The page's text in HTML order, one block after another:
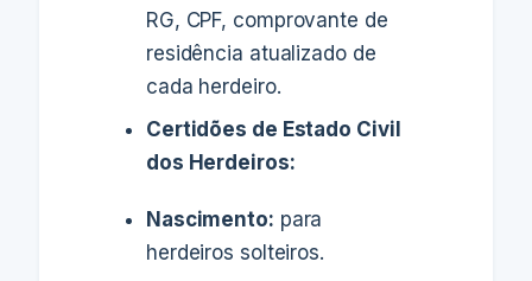
RG, CPF, comprovante de
residência atualizado de
cada herdeiro.
Certidões de Estado Civil
dos Herdeiros:
Nascimento: para
herdeiros solteiros.